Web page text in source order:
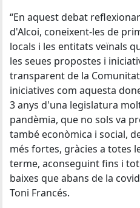
“En aquest debat
d'Alcoi, coneixent-les de
locals i les entitats veïnals
les seues propostes i
transparent de la
iniciatives com aquesta
3 anys d'una legislatura
pandèmia, que no sols va
també econòmica i social,
més fortes, gràcies a totes
terme, aconseguint fins i
baixes que abans de la
Toni Francés.